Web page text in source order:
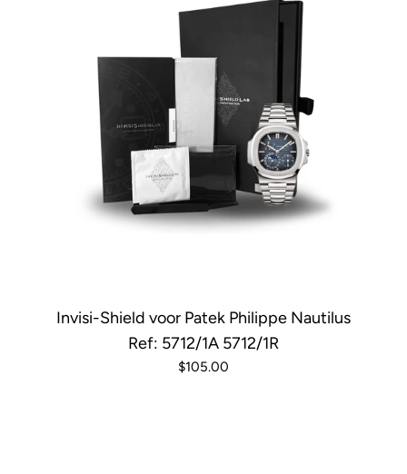
Invisi-Shield voor Patek Philippe Nautilus
Ref: 5712/1A 5712/1R
$105.00